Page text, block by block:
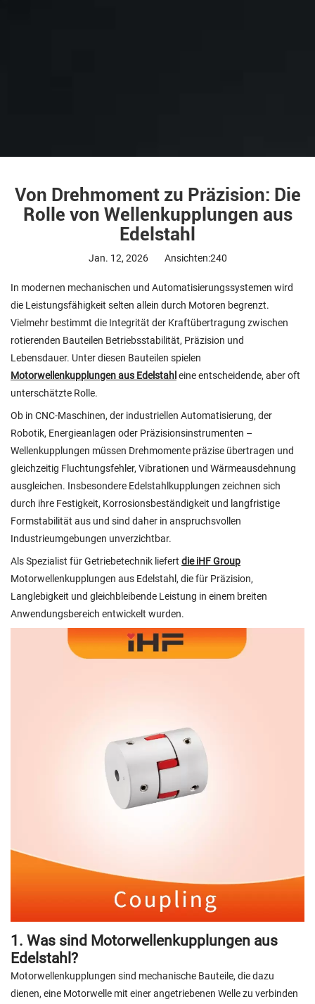
Von Drehmoment zu Präzision: Die
Rolle von Wellenkupplungen aus
Edelstahl
Jan. 12, 2026 Ansichten:240
In modernen mechanischen und Automatisierungssystemen wird
die Leistungsfähigkeit selten allein durch Motoren begrenzt.
Vielmehr bestimmt die Integrität der Kraftübertragung zwischen
rotierenden Bauteilen Betriebsstabilität, Präzision und
Lebensdauer. Unter diesen Bauteilen spielen
Motorwellenkupplungen aus Edelstahleine entscheidende, aber oft
unterschätzte Rolle.
Ob in CNC-Maschinen, der industriellen Automatisierung, der
Robotik, Energieanlagen oder Präzisionsinstrumenten –
Wellenkupplungen müssen Drehmomente präzise übertragen und
gleichzeitig Fluchtungsfehler, Vibrationen und Wärmeausdehnung
ausgleichen. Insbesondere Edelstahlkupplungen zeichnen sich
durch ihre Festigkeit, Korrosionsbeständigkeit und langfristige
Formstabilität aus und sind daher in anspruchsvollen
Industrieumgebungen unverzichtbar.
Als Spezialist für Getriebetechnik liefert die iHF Group
Motorwellenkupplungen aus Edelstahl, die für Präzision,
Langlebigkeit und gleichbleibende Leistung in einem breiten
Anwendungsbereich entwickelt wurden.
1. Was sind Motorwellenkupplungen aus
Edelstahl?
Motorwellenkupplungen sind mechanische Bauteile, die dazu
dienen, eine Motorwelle mit einer angetriebenen Welle zu verbinden